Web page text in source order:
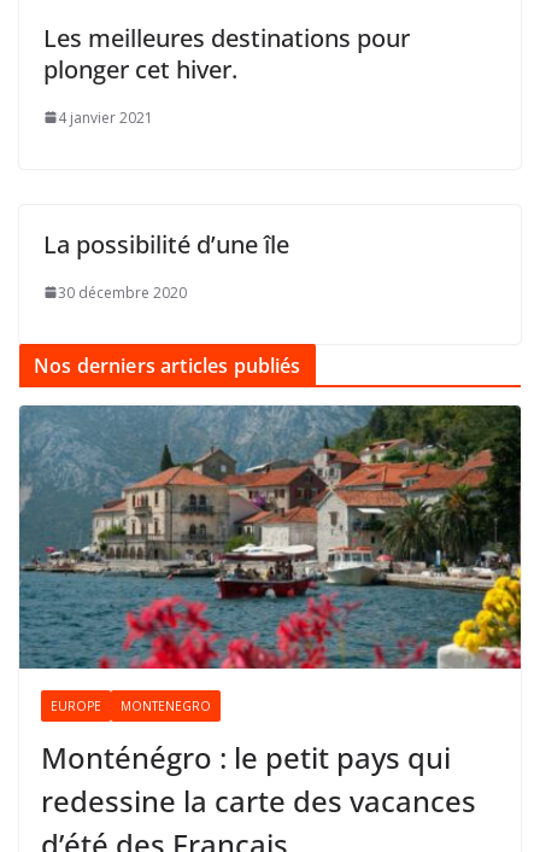
Les meilleures destinations pour
plonger cet hiver.
4 janvier 2021
La possibilité d’une île
30 décembre 2020
Nos derniers articles publiés
EUROPE MONTENEGRO
Monténégro : le petit pays qui
redessine la carte des vacances